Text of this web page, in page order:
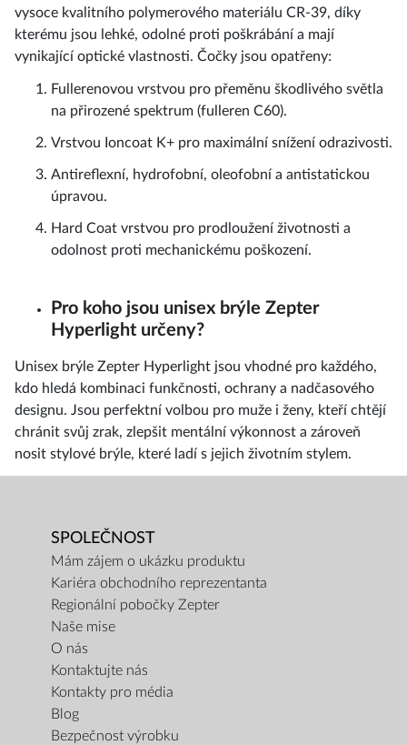
vysoce kvalitního polymerového materiálu CR-39, díky
kterému jsou lehké, odolné proti poškrábání a mají
vynikající optické vlastnosti. Čočky jsou opatřeny:
Fullerenovou vrstvou pro přeměnu škodlivého světla
na přirozené spektrum (fulleren C60).
Vrstvou Ioncoat K+ pro maximální snížení odrazivosti.
Antireflexní, hydrofobní, oleofobní a antistatickou
úpravou.
Hard Coat vrstvou pro prodloužení životnosti a
odolnost proti mechanickému poškození.
Pro koho jsou unisex brýle Zepter
Hyperlight určeny?
Unisex brýle Zepter Hyperlight jsou vhodné pro každého,
kdo hledá kombinaci funkčnosti, ochrany a nadčasového
designu. Jsou perfektní volbou pro muže i ženy, kteří chtějí
chránit svůj zrak, zlepšit mentální výkonnost a zároveň
nosit stylové brýle, které ladí s jejich životním stylem.
SPOLEČNOST
Mám zájem o ukázku produktu
Kariéra obchodního reprezentanta
Regionální pobočky Zepter
Naše mise
O nás
Kontaktujte nás
Kontakty pro média
Blog
Bezpečnost výrobku